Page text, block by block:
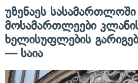
უზენაეს სასამართლოში
მოსამართლეები
ხელისუფლების
— საია